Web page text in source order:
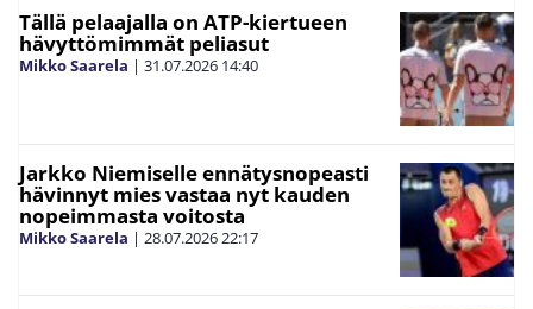
Tällä pelaajalla on ATP-kiertueen
hävyttömimmät peliasut
Mikko Saarela | 31.07.2026 14:40
Jarkko Niemiselle ennätysnopeasti
hävinnyt mies vastaa nyt kauden
nopeimmasta voitosta
Mikko Saarela | 28.07.202622:17